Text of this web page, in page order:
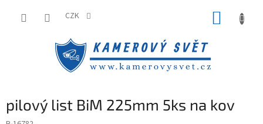
CZK
pilový list BiM 225mm 5ks na kov